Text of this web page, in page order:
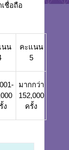
ชื่อถือ
นน
คะแนน
5
ง
มากกว่า
152,000
ครั้ง